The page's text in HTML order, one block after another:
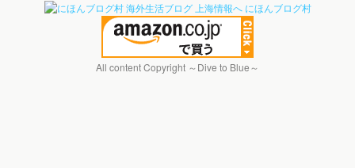
にほんブログ村
All content Copyright ～Dive to Blue～